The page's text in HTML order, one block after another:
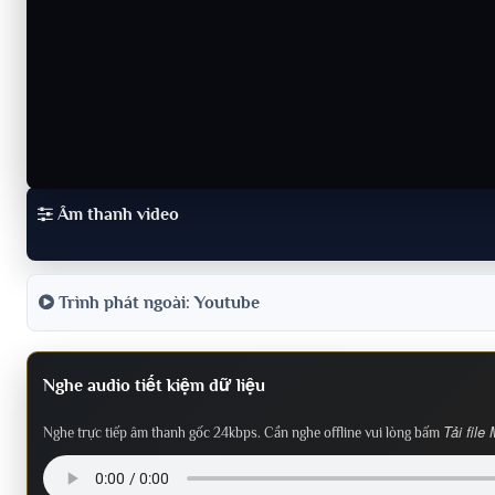
Âm thanh video
Trình phát ngoài: Youtube
Nghe audio tiết kiệm dữ liệu
Nghe trực tiếp âm thanh gốc 24kbps. Cần nghe offline vui lòng bấm Tải file